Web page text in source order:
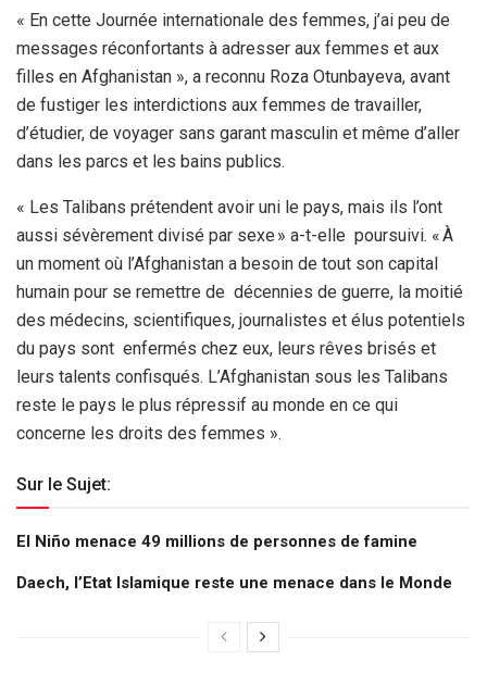
« En cette Journée internationale des femmes, j’ai peu de
messages réconfortants à adresser aux femmes et aux
filles en Afghanistan », a reconnu Roza Otunbayeva, avant
de fustiger les interdictions aux femmes de travailler,
d’étudier, de voyager sans garant masculin et même d’aller
dans les parcs et les bains publics.
« Les Talibans prétendent avoir uni le pays, mais ils l’ont
aussi sévèrement divisé par sexe » a-t-elle poursuivi. « À
un moment où l’Afghanistan a besoin de tout son capital
humain pour se remettre de décennies de guerre, la moitié
des médecins, scientifiques, journalistes et élus potentiels
du pays sont enfermés chez eux, leurs rêves brisés et
leurs talents confisqués. L’Afghanistan sous les Talibans
reste le pays le plus répressif au monde en ce qui
concerne les droits des femmes ».
Sur le Sujet:
El Niño menace 49 millions de personnes de famine
Daech, l’Etat Islamique reste une menace dans le Monde